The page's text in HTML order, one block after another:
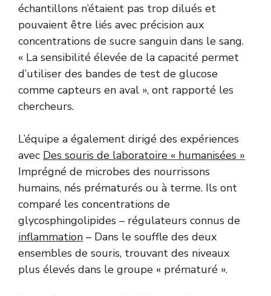
échantillons n’étaient pas trop dilués et
pouvaient être liés avec précision aux
concentrations de sucre sanguin dans le sang.
« La sensibilité élevée de la capacité permet
d’utiliser des bandes de test de glucose
comme capteurs en aval », ont rapporté les
chercheurs.
L’équipe a également dirigé des expériences
avec Des souris de laboratoire « humanisées »
Imprégné de microbes des nourrissons
humains, nés prématurés ou à terme. Ils ont
comparé les concentrations de
glycosphingolipides – régulateurs connus de
inflammation – Dans le souffle des deux
ensembles de souris, trouvant des niveaux
plus élevés dans le groupe « prématuré ».